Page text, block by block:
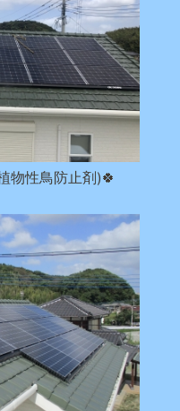
物性鳥防止剤)🍀